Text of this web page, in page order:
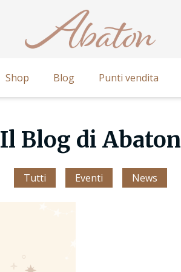
Shop Blog Punti vendita
Il Blog di Abaton
Tutti Eventi News